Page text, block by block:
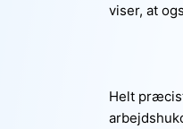
viser, at
Helt